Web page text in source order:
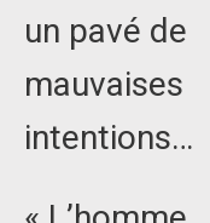
un pavé de
mauvaises
intentions…